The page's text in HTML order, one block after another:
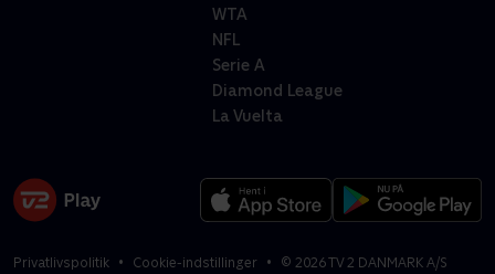
WTA
NFL
Serie A
Diamond League
La Vuelta
Privatlivspolitik Cookie-indstillinger © 2026TV 2 DANMARK A/S